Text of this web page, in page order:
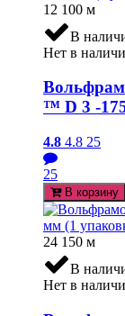
12 100 м
В
Нет в
™ D 3 -
4.8 4.8 25
25
В корзину
24 150 м
В
Нет в